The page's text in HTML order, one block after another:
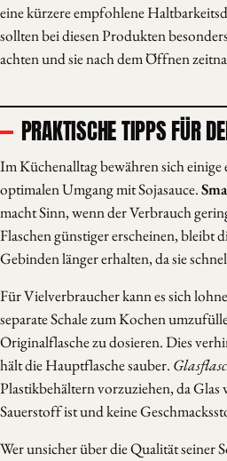
eine kürzere empfohlene
sollten bei diesen Produkten
achten und sie nach dem Öffnen
PRAKTISCHE TIPPS FÜR
Im Küchenalltag bewähren sich
optimalen Umgang mit Sojasauce.
macht Sinn, wenn der Verbrauch
Flaschen günstiger erscheinen, bleibt
Gebinden länger erhalten, da sie
Für Vielverbraucher kann es sich
separate Schale zum Kochen
Originalflasche zu dosieren. Dies
hält die Hauptflasche sauber.
Plastikbehältern vorzuziehen, da
Sauerstoff ist und keine
Wer unsicher über die Qualität seiner